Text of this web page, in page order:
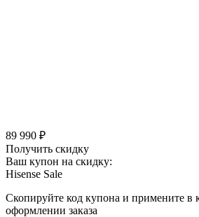
89 990 ₽
Получить скидку
Ваш купон на скидку:
Hisense Sale
Скопируйте код купона и примените в
оформлении заказа